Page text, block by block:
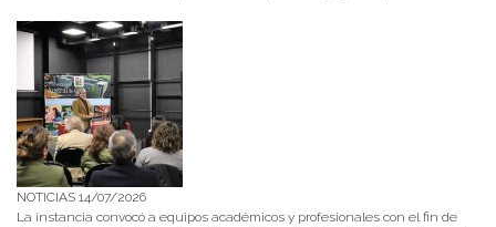
NOTICIAS 14/07/2026
La instancia convocó a equipos académicos y profesionales con el fin de